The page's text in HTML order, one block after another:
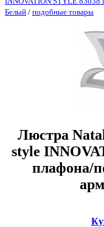
Белый / подобные товары
Люстра
style
плафона/